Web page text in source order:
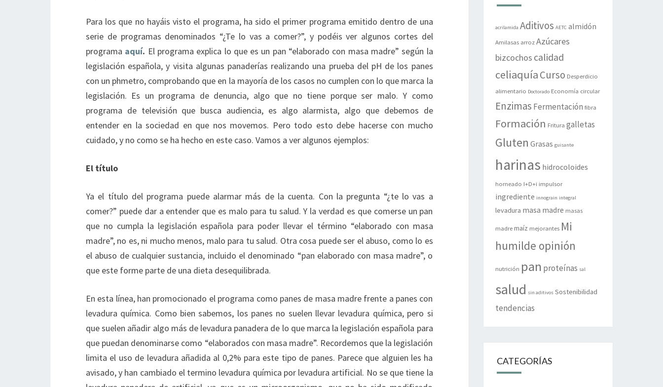
Para los que no hayáis visto el programa, ha sido el primer programa emitido dentro de una
serie de programas denominados “¿Te lo vas a comer?”, y podéis ver algunos cortes del
programa aquí. El programa explica lo que es un pan “elaborado con masa madre” según la
legislación española, y visita algunas panaderías realizando una prueba del pH de los panes
con un phmetro, comprobando que en la mayoría de los casos no cumplen con lo que marca la
legislación. Es un programa de denuncia, algo que no tiene porque ser malo. Y como
programa de televisión que busca audiencia, es algo alarmista, algo que debemos de
entender en la sociedad en que nos movemos. Pero todo esto debe hacerse con mucho
cuidado, y no como se ha hecho en este caso. Vamos a ver algunos ejemplos:
El título
Ya el título del programa puede alarmar más de la cuenta. Con la pregunta “¿te lo vas a
comer?” puede dar a entender que es malo para tu salud. Y la verdad es que comerse un pan
que no cumpla la legislación española para poder llevar el término “elaborado con masa
madre”, no es, ni mucho menos, malo para tu salud. Otra cosa puede ser el abuso, como lo es
el abuso de cualquier sustancia, incluido el denominado “pan elaborado con masa madre”, o
que este forme parte de una dieta desequilibrada.
En esta línea, han promocionado el programa como panes de masa madre frente a panes con
levadura química. Como bien sabemos, los panes no suelen llevar levadura química, pero si
que suelen añadir algo más de levadura panadera de lo que marca la legislación española para
que puedan denominarse como “elaborados con masa madre”. Recordemos que la legislación
limita el uso de levadura añadida al 0,2% para este tipo de panes. Parece que alguien les ha
avisado, y han cambiado el termino levadura química por levadura artificial. No se que tiene la
acrilamida Aditivos AETC almidón
Amilasas arroz Azúcares
bizcochos calidad
celiaquíaCurso Desperdicio
alimentario Doctorado Economía circular
Enzimas Fermentación fibra
Formación Fritura galletas
Gluten Grasas guisante
harinas hidrocoloides
horneado I+D+i impulsor
ingrediente innograin integral
levadura masa madre masas
madre maíz mejorantes Mi
humilde opinión
nutrición pan proteínas sal
salud sin aditivos Sostenibilidad
tendencias
CATEGORÍAS